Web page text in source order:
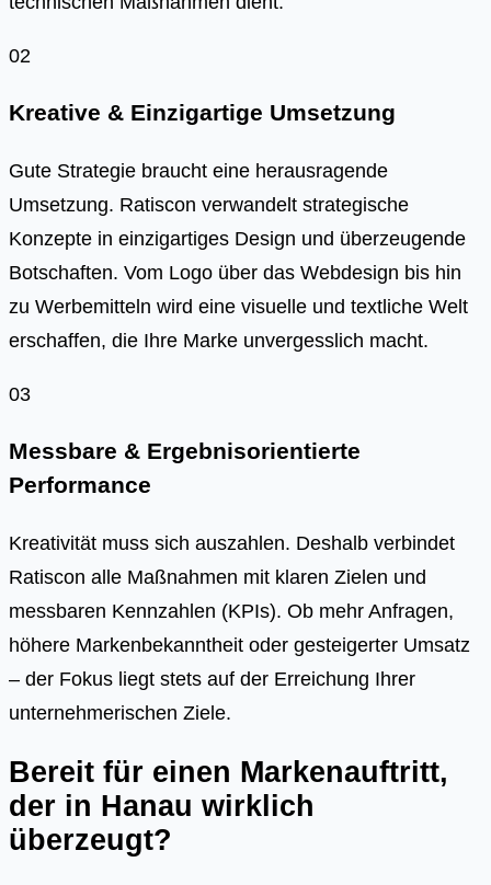
02
Kreative & Einzigartige Umsetzung
Gute Strategie braucht eine herausragende
Umsetzung. Ratiscon verwandelt strategische
Konzepte in einzigartiges Design und überzeugende
Botschaften. Vom Logo über das Webdesign bis hin
zu Werbemitteln wird eine visuelle und textliche Welt
erschaffen, die Ihre Marke unvergesslich macht.
03
Messbare & Ergebnisorientierte
Performance
Kreativität muss sich auszahlen. Deshalb verbindet
Ratiscon alle Maßnahmen mit klaren Zielen und
messbaren Kennzahlen (KPIs). Ob mehr Anfragen,
höhere Markenbekanntheit oder gesteigerter Umsatz
– der Fokus liegt stets auf der Erreichung Ihrer
unternehmerischen Ziele.
Bereit für einen Markenauftritt,
der in Hanau wirklich
überzeugt?